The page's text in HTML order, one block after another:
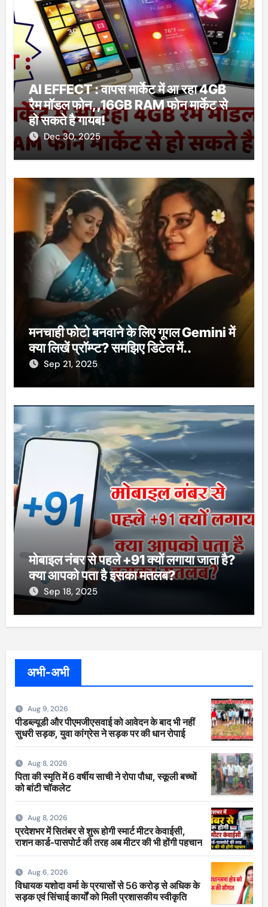
AI EFFECT : वापस मार्केट में आ रहा 4GB
रैम मॉडल फोन,,16GB RAM फोन मार्केट से
हो सकते है गायब!
Dec 30, 2025
मनचाही फोटो बनवाने के लिए गूगल Gemini में
क्या लिखें प्रॉम्प्ट? समझिए डिटेल में..
Sep 21, 2025
मोबाइल नंबर से पहले +91 क्यों लगाया जाता है?
क्या आपको पता है इसका मतलब?
Sep 18, 2025
अभी-अभी
Aug 9, 2026
पीडब्ल्यूडी और पीएमजीएसवाई को आवेदन के बाद भी नहीं
सुधरी सड़क, युवा कांग्रेस ने सड़क पर की धान रोपाई
Aug 8, 2026
पिता की स्मृति में 6 वर्षीय साची ने रोपा पौधा, स्कूली बच्चों
को बांटी चॉकलेट
Aug 8, 2026
प्रदेशभर में सितंबर से शुरू होगी स्मार्ट मीटर केवाईसी,
राशन कार्ड-पासपोर्ट की तरह अब मीटर की भी होंगी पहचान
Aug 6, 2026
विधायक यशोदा वर्मा के प्रयासों से 56 करोड़ से अधिक के
सड़क एवं सिंचाई कार्यों को मिली प्रशासकीय स्वीकृति